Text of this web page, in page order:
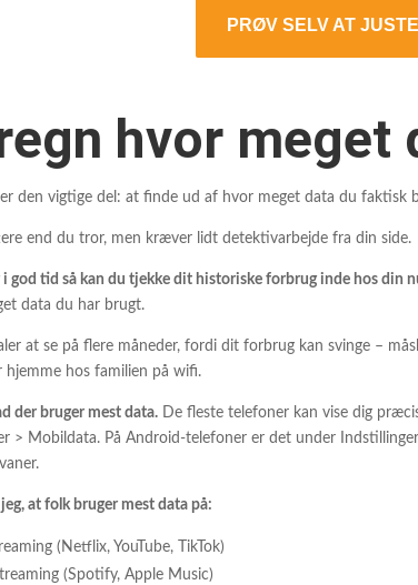
PRØV SELV AT
hvor
den vigtige del: at finde ud af hvor meget data du faktisk
end du tror, men kræver lidt detektivarbejde fra din side.
i god tid så kan du tjekke dit historiske forbrug inde hos din
data du har brugt.
at se på flere måneder, fordi dit forbrug kan svinge –
hjemme hos familien på wifi.
der bruger mest data.De fleste telefoner kan vise dig
> Mobildata. På Android-telefoner er det under
jeg, at folk bruger mest data på:
(Netflix, YouTube, TikTok)
(Spotify, Apple Music)